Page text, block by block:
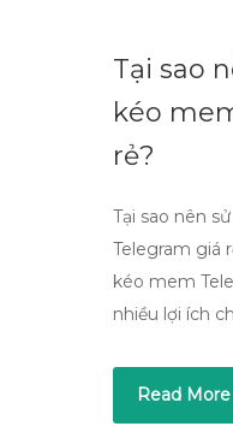
Tại sao
kéo
rẻ?
Tại sao nên
Telegram giá
kéo mem
nhiều lợi ích
Read More